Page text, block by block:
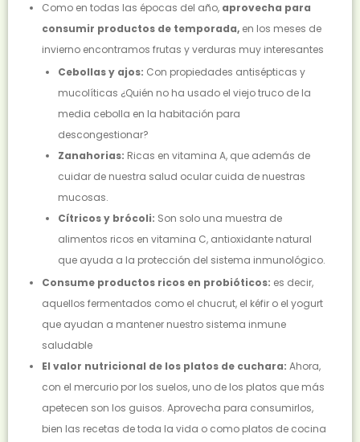
Como en todas las épocas del año, aprovecha para
consumir productos de temporada, en los meses de
invierno encontramos frutas y verduras muy interesantes
Cebollas y ajos: Con propiedades antisépticas y
mucolíticas ¿Quién no ha usado el viejo truco de la
media cebolla en la habitación para
descongestionar?
Zanahorias: Ricas en vitamina A, que además de
cuidar de nuestra salud ocular cuida de nuestras
mucosas.
Cítricos y brócoli: Son solo una muestra de
alimentos ricos en vitamina C, antioxidante natural
que ayuda a la protección del sistema inmunológico.
Consume productos ricos en probióticos: es decir,
aquellos fermentados como el chucrut, el kéfir o el yogurt
que ayudan a mantener nuestro sistema inmune
saludable
El valor nutricional de los platos de cuchara: Ahora,
con el mercurio por los suelos, uno de los platos que más
apetecen son los guisos. Aprovecha para consumirlos,
bien las recetas de toda la vida o como platos de cocina